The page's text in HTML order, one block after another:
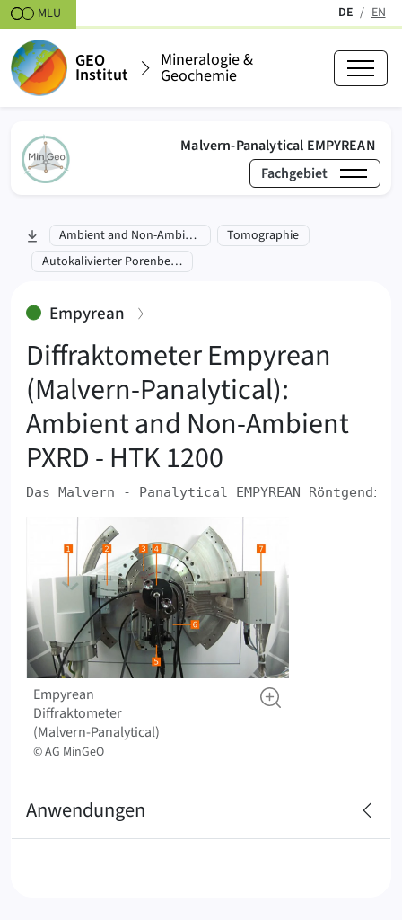
Zum Inhalt springen DE
(aktiv)
EN
MLU
GEO
Institut
Mineralogie &
Geochemie
Malvern-Panalytical EMPYREAN
Fachgebiet
Mineralogie & Geochemie › Labore ›
zu Abschnitt springen: Ambient and Non-Ambient
Tomographie
Autokalivierter ‍Porenbeton
Empyrean
Diffraktometer Empyrean
(Malvern-Panalytical):
Ambient and Non-Ambient
PXRD - HTK 1200
Das ‍Malvern ‍- ‍Panalytical ‍EMPYREAN
Empyrean
Diffraktometer
(Malvern-Panalytical)
© AG MinGeO
Anwendungen